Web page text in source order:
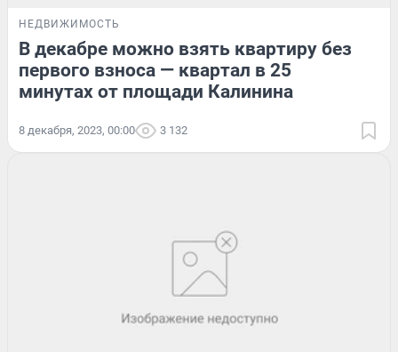
НЕДВИЖИМОСТЬ
В декабре можно взять квартиру без
первого взноса — квартал в 25
минутах от площади Калинина
8 декабря, 2023, 00:00 3 132